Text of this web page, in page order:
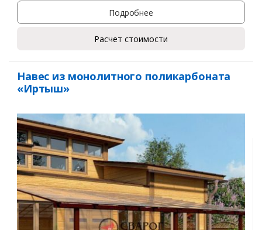
Подробнее
Расчет стоимости
Навес из монолитного поликарбоната
«Иртыш»